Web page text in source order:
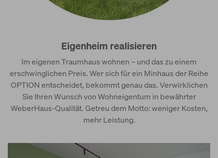
Eigenheim realisieren
Im eigenen Traumhaus wohnen – und das zu einem
erschwinglichen Preis. Wer sich für ein Minhaus der Reihe
OPTION entscheidet, bekommt genau das. Verwirklichen
Sie Ihren Wunsch von Wohneigentum in bewährter
WeberHaus-Qualität. Getreu dem Motto: weniger Kosten,
mehr Leistung.